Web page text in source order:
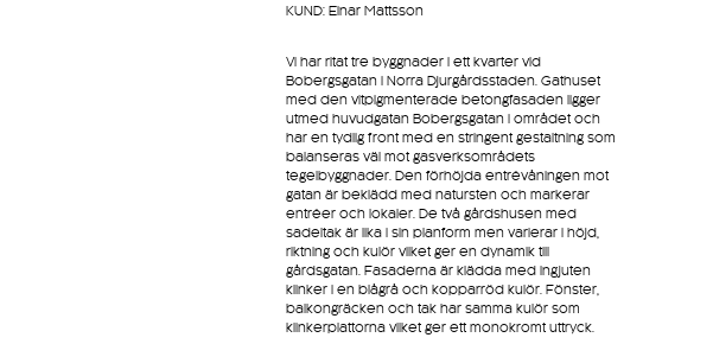
KUND: Einar Mattsson
Vi har ritat tre byggnader i ett kvarter vid
Bobergsgatan i Norra Djurgårdsstaden. Gathuset
med den vitpigmenterade betongfasaden ligger
utmed huvudgatan Bobergsgatan i området och
har en tydlig front med en stringent gestaltning som
balanseras väl mot gasverksområdets
tegelbyggnader. Den förhöjda entrévåningen mot
gatan är beklädd med natursten och markerar
entréer och lokaler. De två gårdshusen med
sadeltak är lika i sin planform men varierar i höjd,
riktning och kulör vilket ger en dynamik till
gårdsgatan. Fasaderna är klädda med ingjuten
klinker i en blågrå och kopparröd kulör. Fönster,
balkongräcken och tak har samma kulör som
klinkerplattorna vilket ger ett monokromt uttryck.